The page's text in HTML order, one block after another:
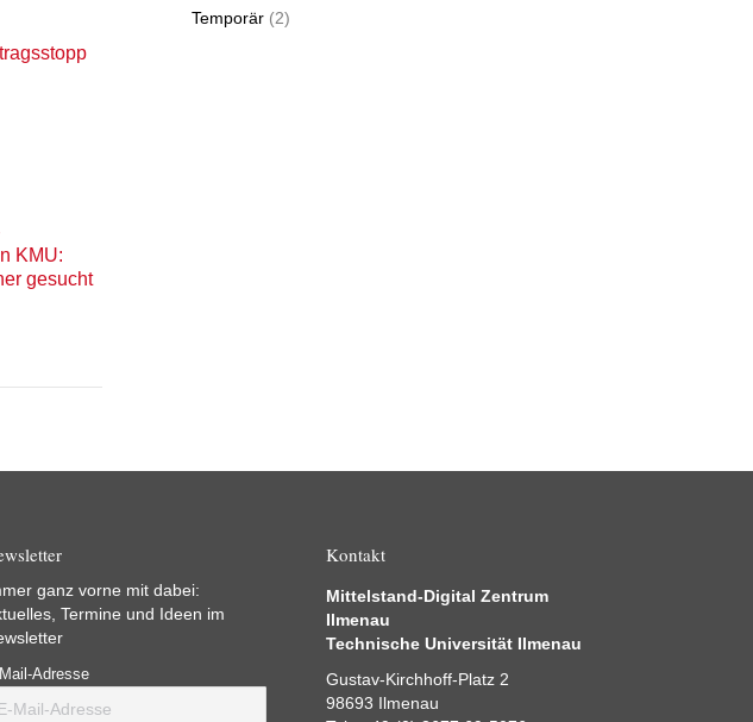
KMU:
gesucht
Temporär (2)
ganz vorne mit dabei:
Termine und Ideen im
Adresse
Kontakt
Mittelstand-Digital Zentrum
Ilmenau
Technische Universität Ilmenau
Gustav-Kirchhoff-Platz 2
98693 Ilmenau